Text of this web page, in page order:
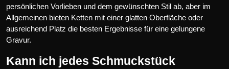
persönlichen Vorlieben und dem gewünschten Stil ab, aber im
Allgemeinen bieten Ketten mit einer glatten Oberfläche oder
ausreichend Platz die besten Ergebnisse für eine gelungene
Gravur.
Kann ich jedes Schmuckstück